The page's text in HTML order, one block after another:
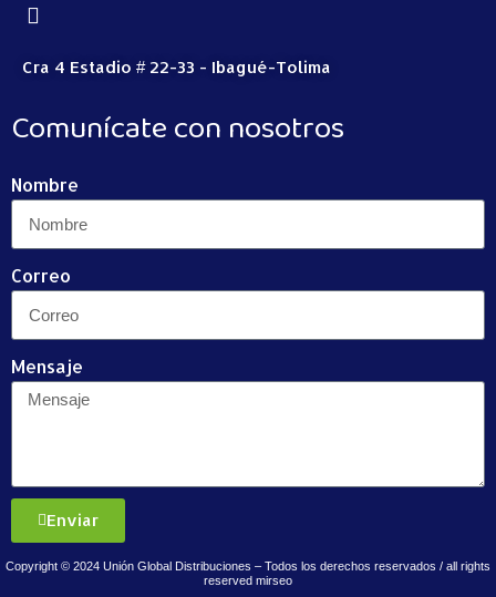
Cra 4 Estadio # 22-33 - Ibagué-Tolima
Comunícate con nosotros
Nombre
Correo
Mensaje
Enviar
Copyright © 2024 Unión Global Distribuciones – Todos los derechos reservados / all rights
reserved mirseo